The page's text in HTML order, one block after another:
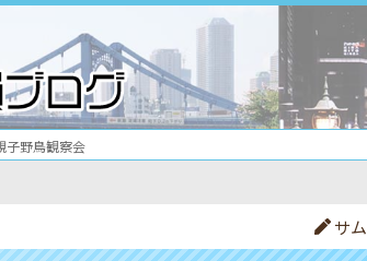
子野鳥観察会
サム